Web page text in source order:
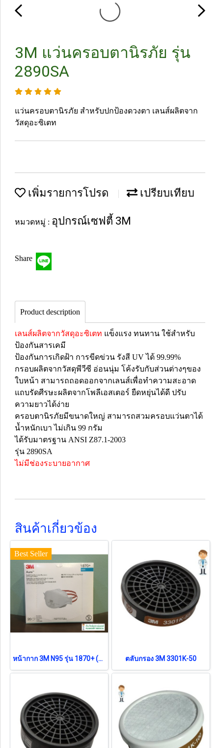
3M แว่นครอบตานิรภัย รุ่น
2890SA
แว่นครอบตานิรภัย สำหรับปกป้องดวงตา เลนส์ผลิตจาก
วัสดุอะซิเตท
เพิ่มรายการโปรด เปรียบเทียบ
หมวดหมู่ : อุปกรณ์เซฟตี้ 3M
Share
Product description
เลนส์ผลิตจากวัสดุอะซิเตท แข็งแรง ทนทาน ใช้สำหรับ
ป้องกันสารเคมี
ป้องกันการเกิดฝ้า การขีดข่วน รังสี UV ได้ 99.99%
กรอบผลิตจากวัสดุพีวีซี อ่อนนุ่ม โค้งรับกับส่วนต่างๆของ
ใบหน้า สามารถถอดออกจากเลนส์เพื่อทำความสะอาด
แถบรัดศีรษะผลิตจากโพลีเอสเตอร์ ยืดหยุ่นได้ดี ปรับ
ความยาวได้ง่าย
ครอบตานิรภัยมีขนาดใหญ่ สามารถสวมครอบแว่นตาได้
น้ำหนักเบา ไม่เกิน 99 กรัม
ได้รับมาตรฐาน ANSI Z87.1-2003
รุ่น 2890SA
ไม่มีช่องระบายอากาศ
สินค้าเกี่ยวข้อง
Best Seller
หน้ากาก 3M N95 รุ่น 1870+ (ยกกล่อง 20 ชิ้น) ตลับกรอง 3M 3301K-50